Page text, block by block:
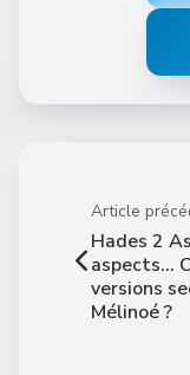
Article
Hades 2
aspects…
versions
Mélinoé ?